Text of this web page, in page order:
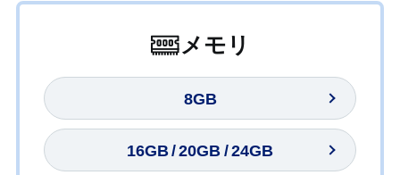
メモリ
8GB
16GB / 20GB / 24GB